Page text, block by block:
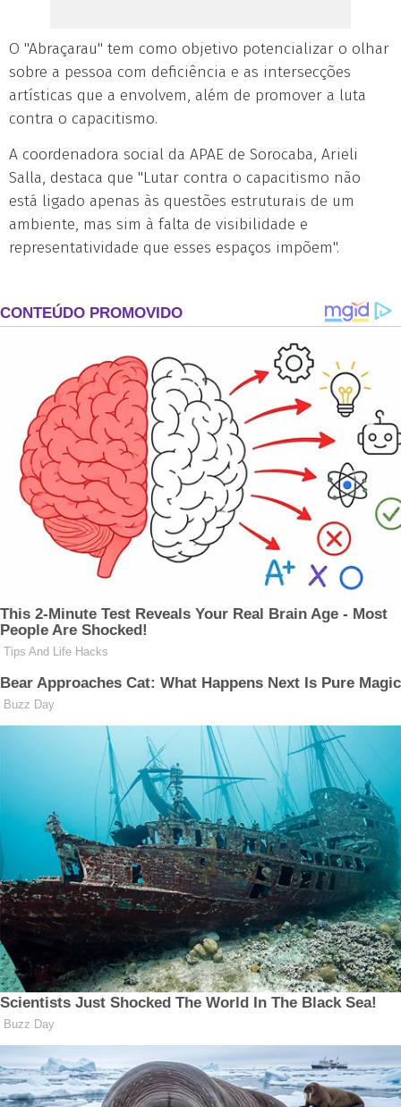
O "Abraçarau" tem como objetivo potencializar o olhar
sobre a pessoa com deficiência e as intersecções
artísticas que a envolvem, além de promover a luta
contra o capacitismo.
A coordenadora social da APAE de Sorocaba, Arieli
Salla, destaca que "Lutar contra o capacitismo não
está ligado apenas às questões estruturais de um
ambiente, mas sim à falta de visibilidade e
representatividade que esses espaços impõem".